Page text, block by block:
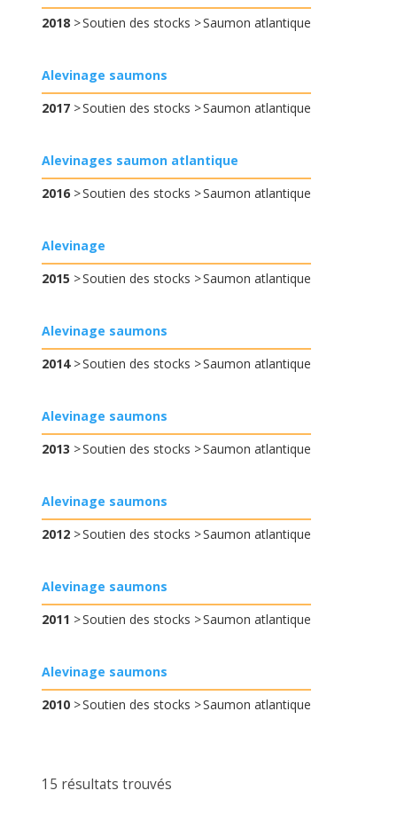
2018
Soutien des stocks Saumon atlantique
Alevinage saumons
2017
Soutien des stocks Saumon atlantique
Alevinages saumon atlantique
2016
Soutien des stocks Saumon atlantique
Alevinage
2015
Soutien des stocks Saumon atlantique
Alevinage saumons
2014
Soutien des stocks Saumon atlantique
Alevinage saumons
2013
Soutien des stocks Saumon atlantique
Alevinage saumons
2012
Soutien des stocks Saumon atlantique
Alevinage saumons
2011
Soutien des stocks Saumon atlantique
Alevinage saumons
2010
Soutien des stocks Saumon atlantique
15 résultats trouvés